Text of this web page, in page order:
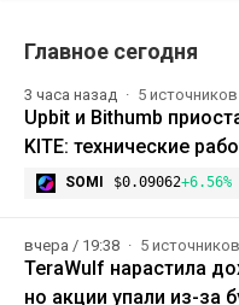
Главное сегодня
3 часа назад 5 источников
Upbit и Bithumb
KITE: технические
SOMI $0.09062+6.56%
вчера / 19:38 5 источников
TeraWulf нарастила
но акции упали из-за